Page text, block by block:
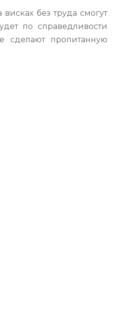
без труда смогут
по справедливости
сделают пропитанную